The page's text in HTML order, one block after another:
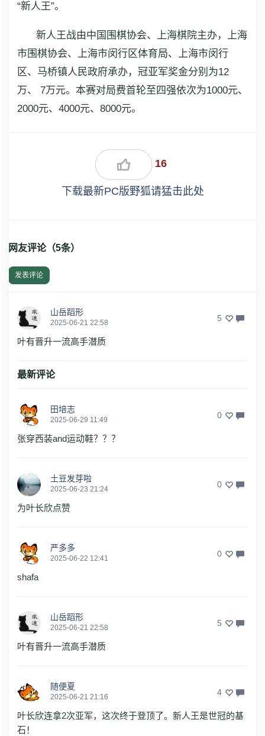
“新人王”。
新人王战由中国围棋协会、上海棋院主办，上海
市围棋协会、上海市闵行区体育局、上海市闵行
区、马桥镇人民政府承办，冠亚军奖金分别为12
万、 7万元。本赛对局费首轮至四强依次为1000元、
2000元、4000元、8000元。
16
下载最新PC版野狐请猛击此处
网友评论（5条）
发表评论
山岳蹈形
2025-06-21 22:58 5
叶有晋升一流高手潜质
最新评论
田培志
2025-06-29 11:49 0
张穿西装and运动鞋？？？
土豆发芽啦
2025-06-23 21:24 0
为叶长欣点赞
严多多
2025-06-22 12:41 0
shafa
山岳蹈形
2025-06-21 22:58 5
叶有晋升一流高手潜质
随便夏
2025-06-21 21:16 4
叶长欣连拿2次亚军，这次终于登顶了。新人王是世冠的基
石！